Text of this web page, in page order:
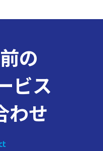
の
ビス
わせ